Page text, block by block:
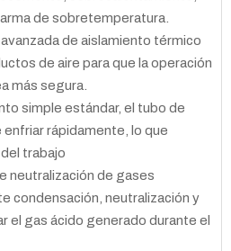
de sobretemperatura.
de aislamiento térmico
de aire para que la operación
más segura.
simple estándar, el tubo de
rápidamente, lo que
trabajo
neutralización de gases
condensación, neutralización y
el gas ácido generado durante el